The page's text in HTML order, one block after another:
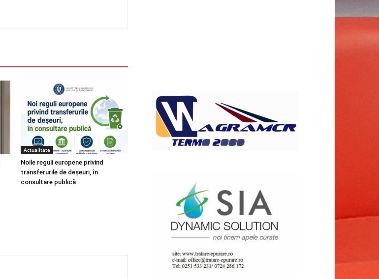
Actualitate
Noile reguli europene privind
transferurile de deșeuri, în
consultare publică